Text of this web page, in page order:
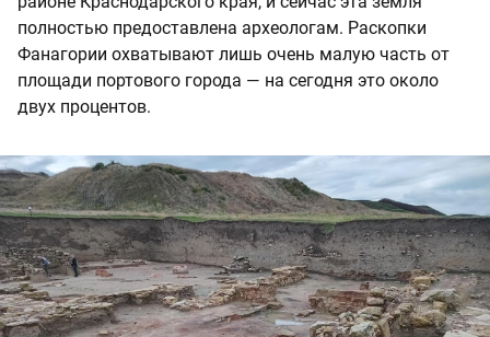
полностью предоставлена археологам. Раскопки
Фанагории охватывают лишь очень малую часть от
площади портового города — на сегодня это около
двух процентов.